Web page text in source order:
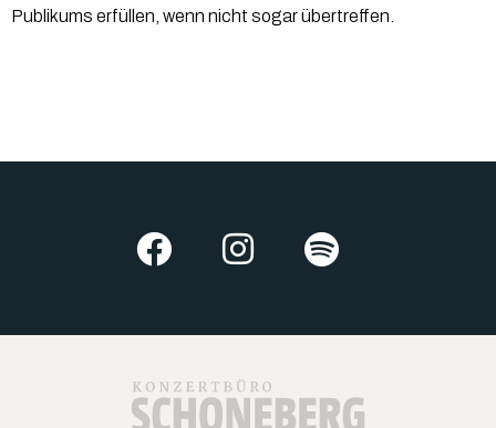
Publikums erfüllen, wenn nicht sogar übertreffen.